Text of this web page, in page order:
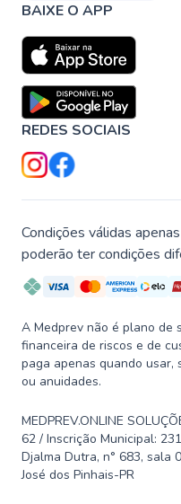
BAIXE O APP
REDES SOCIAIS
Condições válidas
poderão ter condições
A Medprev não é plano de
financeira de riscos e de
paga apenas quando usar,
ou anuidades.
MEDPREV.ONLINE
62 / Inscrição Municipal:
Djalma Dutra, n° 683, sala
José dos Pinhais-PR